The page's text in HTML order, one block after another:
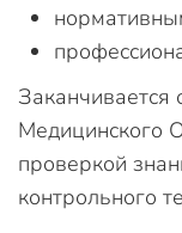
Заканчивается
Медицинского
проверкой
контрольного